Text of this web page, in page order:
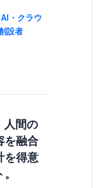
・クラウ
設者
人間の
を融合
を得意